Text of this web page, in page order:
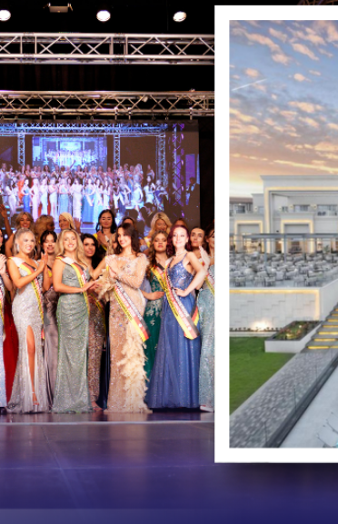
MISS & MRS
+ SOCIAL MEDIA